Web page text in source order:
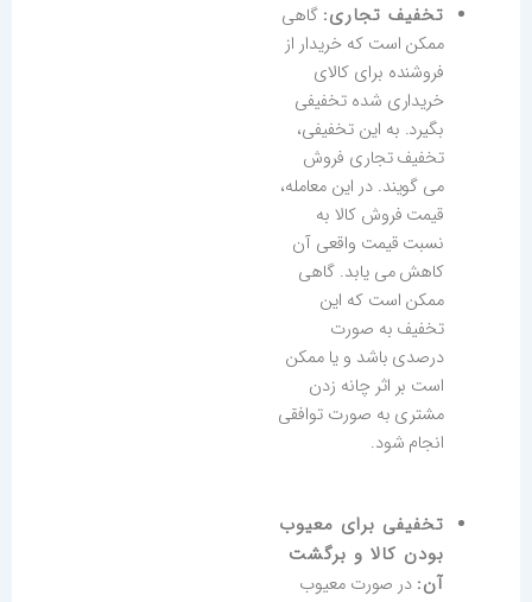
تخفیف تجاری: گاهی
ممکن است که خریدار از
فروشنده برای کالای
خریداری شده تخفیفی
بگیرد. به این تخفیفی،
تخفیف تجاری فروش
می گویند. در این معامله،
قیمت فروش کالا به
نسبت قیمت واقعی آن
کاهش می یابد. گاهی
ممکن است که این
تخفیف به صورت
درصدی باشد و یا ممکن
است بر اثر چانه زدن
مشتری به صورت توافقی
انجام شود.
تخفیفی برای معیوب
بودن کالا و برگشت
آن: در صورت معیوب